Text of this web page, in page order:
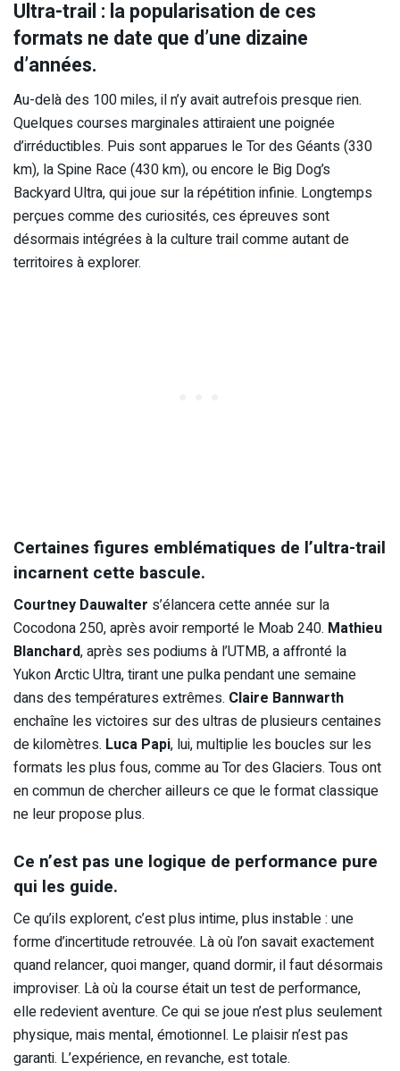
Ultra-trail : la popularisation de ces
formats ne date que d’une dizaine
d’années.
Au-delà des 100 miles, il n’y avait autrefois presque rien.
Quelques courses marginales attiraient une poignée
d’irréductibles. Puis sont apparues le Tor des Géants (330
km), la Spine Race (430 km), ou encore le Big Dog’s
Backyard Ultra, qui joue sur la répétition infinie. Longtemps
perçues comme des curiosités, ces épreuves sont
désormais intégrées à la culture trail comme autant de
territoires à explorer.
Certaines figures emblématiques de l’ultra-trail
incarnent cette bascule.
Courtney Dauwalter s’élancera cette année sur la
Cocodona 250, après avoir remporté le Moab 240. Mathieu
Blanchard, après ses podiums à l’UTMB, a affronté la
Yukon Arctic Ultra, tirant une pulka pendant une semaine
dans des températures extrêmes. Claire Bannwarth
enchaîne les victoires sur des ultras de plusieurs centaines
de kilomètres. Luca Papi, lui, multiplie les boucles sur les
formats les plus fous, comme au Tor des Glaciers. Tous ont
en commun de chercher ailleurs ce que le format classique
ne leur propose plus.
Ce n’est pas une logique de performance pure
qui les guide.
Ce qu’ils explorent, c’est plus intime, plus instable : une
forme d’incertitude retrouvée. Là où l’on savait exactement
quand relancer, quoi manger, quand dormir, il faut désormais
improviser. Là où la course était un test de performance,
elle redevient aventure. Ce qui se joue n’est plus seulement
physique, mais mental, émotionnel. Le plaisir n’est pas
garanti. L’expérience, en revanche, est totale.